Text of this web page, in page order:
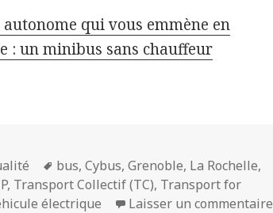
qui vous emmène en
: un minibus sans chauffeur
Mots-
clés
bus,Cybus,Grenoble, La Rochelle,
, Transport Collectif (TC), Transport for
électrique Laisser un commentaire